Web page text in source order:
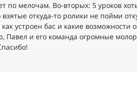
по мелочам. Во-вторых: 5 уроков
откуда-то ролики не пойми
как устроен бас и какие
Павел и его команда огромные